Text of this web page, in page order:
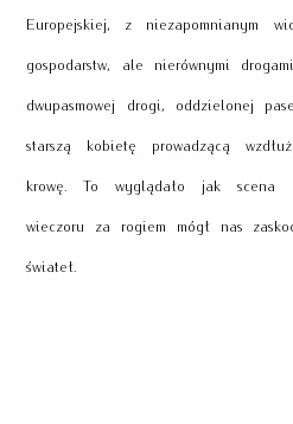
Europejskiej, z niezapomnianym
gospodarstw, ale nierównymi
dwupasmowej drogi, oddzielonej
starszą kobietę prowadzącą
krowę. To wyglądało jak
wieczoru za rogiem mógł nas
świateł.